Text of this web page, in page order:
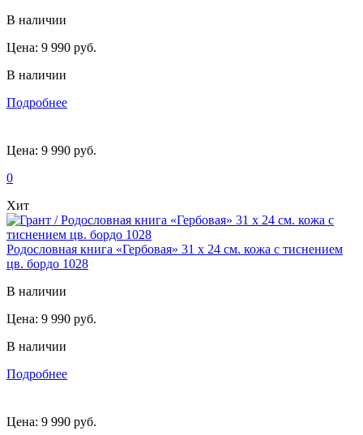
В наличии
Цена: 9 990 руб.
В наличии
Подробнее
Цена: 9 990 руб.
0
Хит
Родословная книга «Гербовая» 31 х 24 см. кожа с тиснением
цв. бордо 1028
В наличии
Цена: 9 990 руб.
В наличии
Подробнее
Цена: 9 990 руб.